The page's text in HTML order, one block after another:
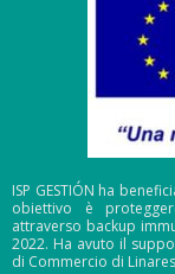
ISP GESTIÓN ha
obiettivo è
attraverso backup
2022. Ha avuto il
di Commercio di